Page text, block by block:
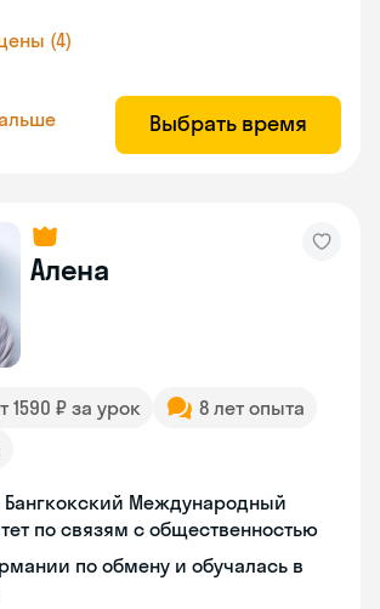
(4)
Выбрать время
Алена
1590 ₽ за урок
8 лет опыта
Бангкокский Международный
по связям с общественностью
по обмену и обучалась в